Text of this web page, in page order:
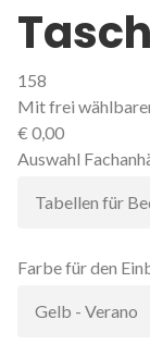
158
Mit frei
€ 0,00
Pflichtfeld
Auswahl
Pflichtfeld
Farbe für den